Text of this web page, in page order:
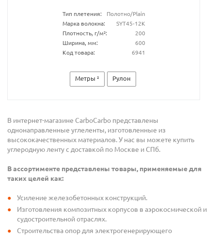
Тип плетения:
Полотно/Plain
Марка волокна:
SYT45-12К
Плотность, г/м²:
200
Ширина, мм:
600
Код товара:
6941
Метры ² Рулон
В интернет-магазине CarboCarbo представлены
однонаправленные углеленты, изготовленные из
высококачественных материалов. У нас вы можете купить
углеродную ленту с доставкой по Москве и СПб.
В ассортименте представлены товары, применяемые для
таких целей как:
Усиление железобетонных конструкций.
Изготовления композитных корпусов в аэрокосмической и
судостроительной отраслях.
Строительства опор для электрогенерирующего